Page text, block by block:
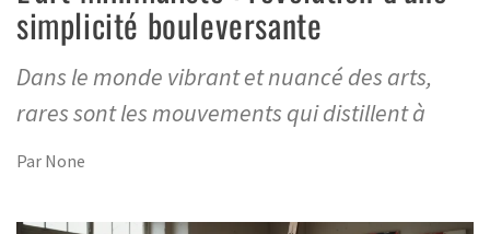
simplicité bouleversante
Dans le monde vibrant et nuancé des arts,
rares sont les mouvements qui distillent à
Par None